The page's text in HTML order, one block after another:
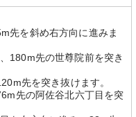
先を斜め右方向に進みま
180m先の世尊院前を突き
先を突き抜けます。
先の阿佐谷北六丁目を突